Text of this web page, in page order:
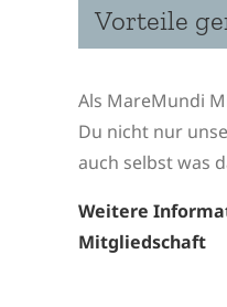
Vorteile
Als MareMundi
Du nicht nur
auch selbst was
Weitere
Mitgliedschaft